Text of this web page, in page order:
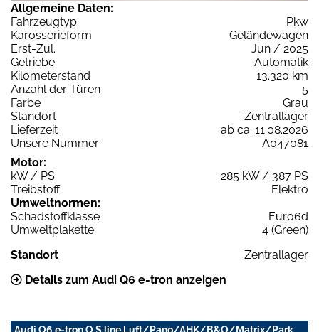
Allgemeine Daten:
Fahrzeugtyp
Pkw
Karosserieform
Geländewagen
Erst-Zul.
Jun / 2025
Getriebe
Automatik
Kilometerstand
13.320 km
Anzahl der Türen
5
Farbe
Grau
Standort
Zentrallager
Lieferzeit
ab ca. 11.08.2026
Unsere Nummer
A047081
Motor:
kW / PS
285 kW / 387 PS
Treibstoff
Elektro
Umweltnormen:
Schadstoffklasse
Euro6d
Umweltplakette
4 (Green)
Standort
Zentrallager
Details zum Audi Q6 e-tron anzeigen
Audi Q6 e-tron Q S line Luft/Pano/AHK/B&O/Matrix/Park